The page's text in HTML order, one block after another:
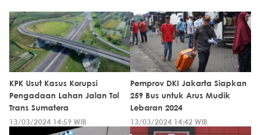
KPK Usut Kasus Korupsi
Pengadaan Lahan Jalan Tol
Trans Sumatera
13/03/2024 14:59 WIB
Pemprov DKI Jakarta Siapkan
259 Bus untuk Arus Mudik
Lebaran 2024
13/03/2024 14:42 WIB